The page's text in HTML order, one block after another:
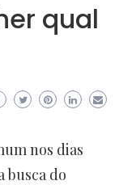
qual
nos dias
busca do